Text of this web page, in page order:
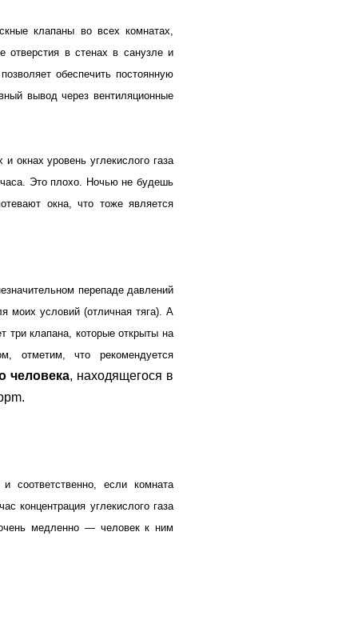
клапаны во всех комнатах,
отверстия в стенах в санузле и
обеспечить постоянную
вывод через вентиляционные
окнах уровень углекислого газа
Это плохо. Ночью не будешь
окна, что тоже является
перепаде давлений
моих условий (отличная тяга). А
три клапана, которые открыты на
отметим, что рекомендуется
человека, находящегося в
если комната
концентрация углекислого газа
медленно — человек к ним